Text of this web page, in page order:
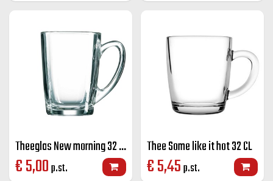
Theeglas New morning 32 CL
€5,00p.st.
Thee Some like it hot 32 CL
€5,45p.st.